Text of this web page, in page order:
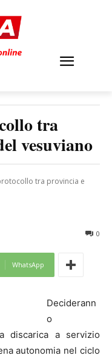
tra
vesuviano
tra provincia e
0
WhatsApp
Deciderann
o
discarica a servizio
autonomia nel ciclo